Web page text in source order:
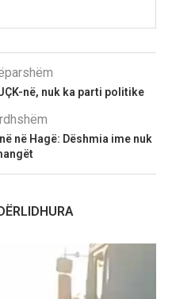
në, nuk ka parti politike
në Hagë: Dëshmia ime nuk